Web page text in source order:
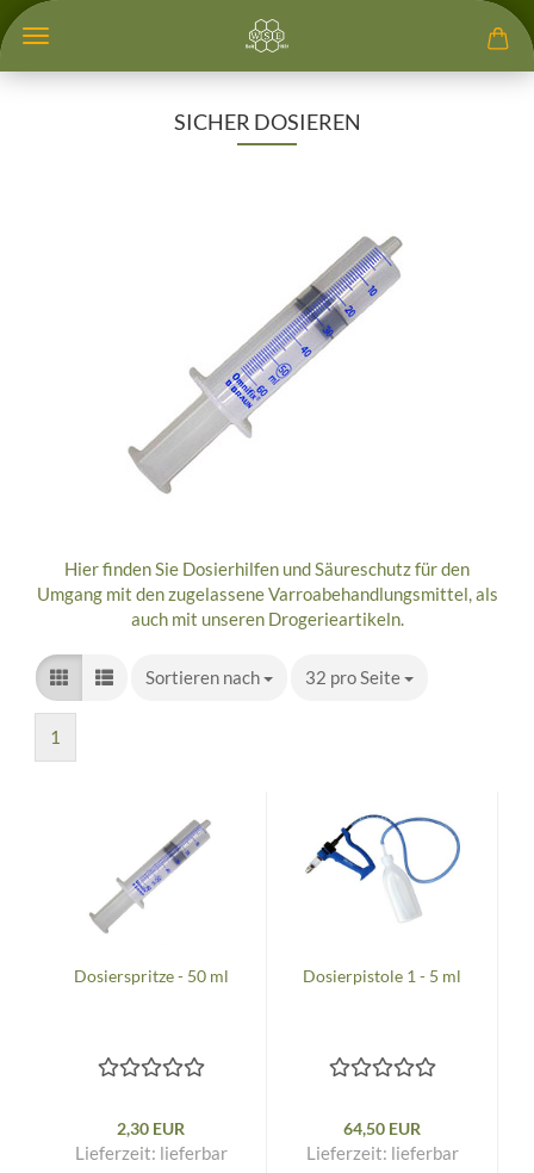
SICHER DOSIEREN
Hier finden Sie Dosierhilfen und Säureschutz für den
Umgang mit den zugelassene Varroabehandlungsmittel, als
auch mit unseren Drogerieartikeln.
Sortieren nach
Sortieren nach 32 pro Seite
pro Seite
1
Dosierspritze - 50 ml
2,30 EUR
Lieferzeit: lieferbar
Dosierpistole 1 - 5 ml
64,50 EUR
Lieferzeit: lieferbar